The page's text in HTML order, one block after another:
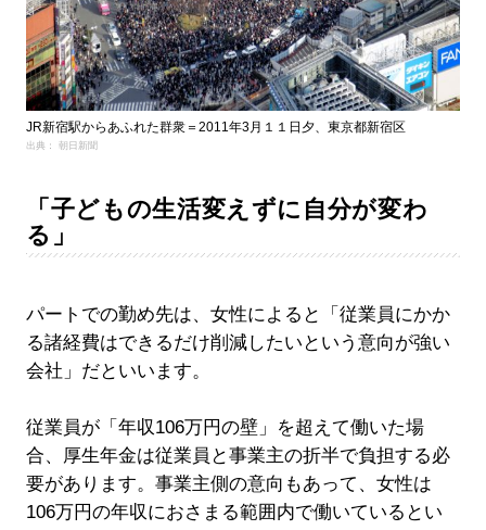
JR新宿駅からあふれた群衆＝2011年3月１１日夕、東京都新宿区
出典： 朝日新聞
「子どもの生活変えずに自分が変わ
る」
パートでの勤め先は、女性によると「従業員にかか
る諸経費はできるだけ削減したいという意向が強い
会社」だといいます。
従業員が「年収106万円の壁」を超えて働いた場
合、厚生年金は従業員と事業主の折半で負担する必
要があります。事業主側の意向もあって、女性は
106万円の年収におさまる範囲内で働いているとい